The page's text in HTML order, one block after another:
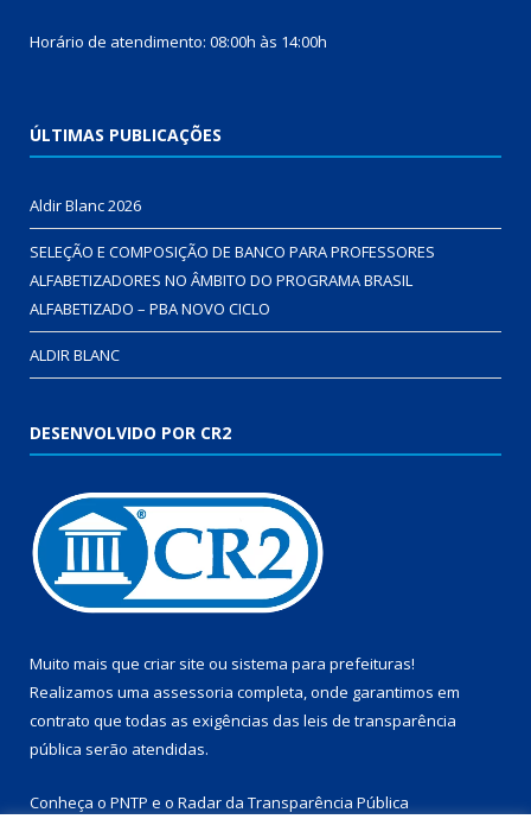
Horário de atendimento: 08:00h às 14:00h
ÚLTIMAS PUBLICAÇÕES
Aldir Blanc 2026
SELEÇÃO E COMPOSIÇÃO DE BANCO PARA PROFESSORES
ALFABETIZADORES NO ÂMBITO DO PROGRAMA BRASIL
ALFABETIZADO – PBA NOVO CICLO
ALDIR BLANC
DESENVOLVIDO POR CR2
Muito mais que criar site ou sistema para prefeituras!
Realizamos uma assessoria completa, onde garantimos em
contrato que todas as exigências das leis de transparência
pública serão atendidas.
Conheça o PNTP e o Radar da Transparência Pública